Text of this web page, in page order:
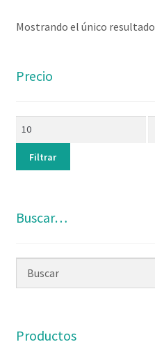
Mostrando el único resultado
Precio
Filtrar
Buscar…
Productos